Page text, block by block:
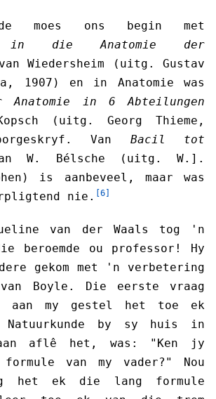
moes ons begin met
in die Anatomie der
Wiedersheim (uitg. Gustav
1907) en in Anatomie was
Anatomie in 6 Abteilungen
(uitg. Georg Thieme,
Van Bacil tot
W. Bélsche (uitg. W.].
is aanbeveel, maar was
nie.
[6]
van der Waals tog 'n
beroemde ou professor! Hy
gekom met 'n verbetering
Boyle. Die eerste vraag
aan my gestel het toe ek
Natuurkunde by sy huis in
gaan aflê het, was: "Ken jy
van my vader?" Nou
het ek die lang formule